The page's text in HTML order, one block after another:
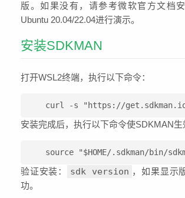
版。如果没有，请参考微软官方文档
Ubuntu 20.04/22.04进行演示。
安装SDKMAN
打开WSL2终端，执行以下命令：
curl -s "https://
安装完成后，执行以下命令使SDKMAN生
source "$HOME/.sdkman/bin/
验证安装： sdk version ，如果显示
功。